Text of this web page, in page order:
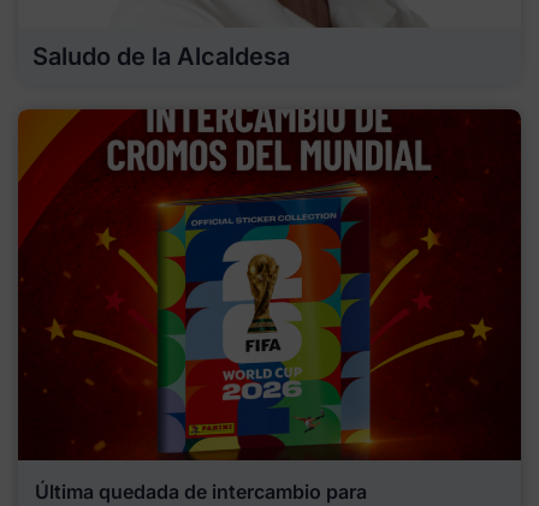
Saludo de la Alcaldesa
Última quedada de intercambio para